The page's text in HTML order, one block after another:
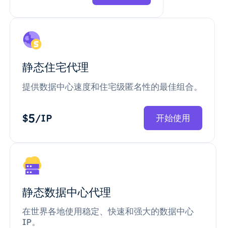
静态住宅代理
提供数据中心速度和住宅级匿名性的最佳组合。
$5/IP 开始使用
静态数据中心代理
在世界各地使用稳定、快速和强大的数据中心
IP。